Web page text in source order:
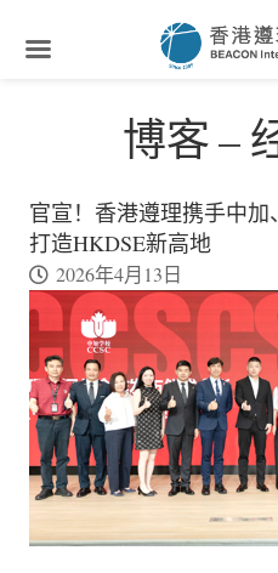
博客 –
官宣！香港遵理携手中
打造HKDSE新高地
2026年4月13日